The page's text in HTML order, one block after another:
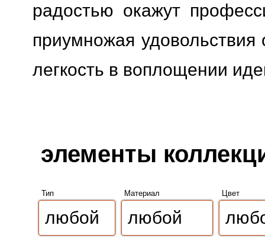
радостью окажут
приумножая
легкость в воплощении
элементы
Тип Материал Цвет